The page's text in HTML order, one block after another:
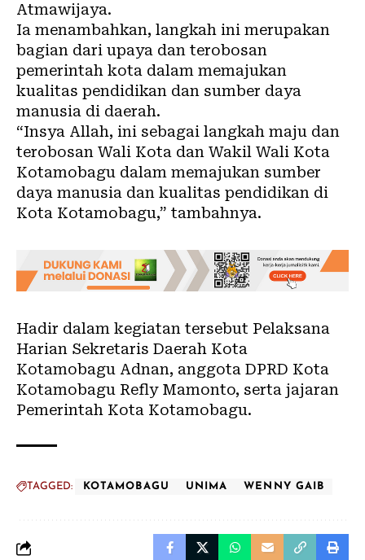
Atmawijaya.
Ia menambahkan, langkah ini merupakan
bagian dari upaya dan terobosan
pemerintah kota dalam memajukan
kualitas pendidikan dan sumber daya
manusia di daerah.
“Insya Allah, ini sebagai langkah maju dan
terobosan Wali Kota dan Wakil Wali Kota
Kotamobagu dalam memajukan sumber
daya manusia dan kualitas pendidikan di
Kota Kotamobagu,” tambahnya.
Hadir dalam kegiatan tersebut Pelaksana
Harian Sekretaris Daerah Kota
Kotamobagu Adnan, anggota DPRD Kota
Kotamobagu Refly Mamonto, serta jajaran
Pemerintah Kota Kotamobagu.
TAGGED: KOTAMOBAGU UNIMA WENNY GAIB